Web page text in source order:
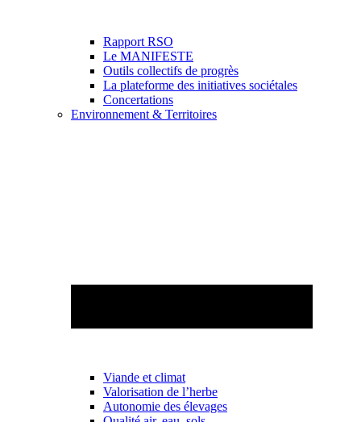
Rapport RSO
Le MANIFESTE
Outils collectifs de progrès
La plateforme des initiatives sociétales
Concertations
Environnement & Territoires
Viande et climat
Valorisation de l’herbe
Autonomie des élevages